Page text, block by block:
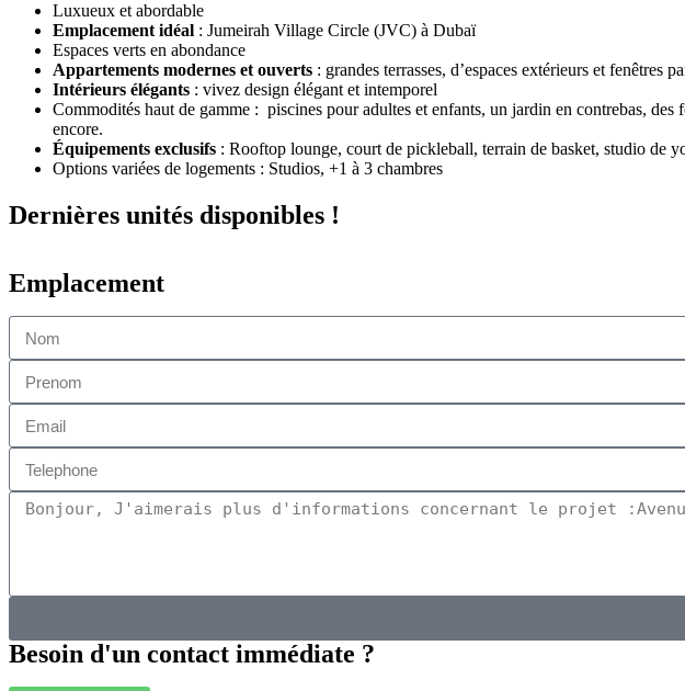
Luxueux et abordable
Emplacement idéal : Jumeirah Village Circle (JVC) à Dubaï
Espaces verts en abondance
Appartements modernes et ouverts : grandes terrasses, d’espaces extérieurs et fenêtres
Intérieurs élégants : vivez design élégant et intemporel
Commodités haut de gamme : piscines pour adultes et enfants, un jardin en contrebas,
encore.
Équipements exclusifs : Rooftop lounge, court de pickleball, terrain de basket, studio de
Options variées de logements : Studios, +1 à 3 chambres
Dernières unités disponibles !
Emplacement
Besoin d'un contact immédiate ?